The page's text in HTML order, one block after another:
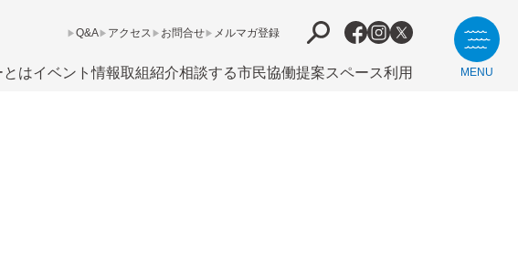
はイベント情報取組紹介相談する市⺠協働提案スペース利用
Q&A アクセス お問合せ メルマガ登録
MENU